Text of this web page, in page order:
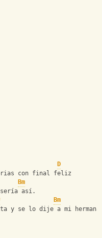
D
con final feliz
Bm
sería así.
Bm
y se lo dije a mi hermana